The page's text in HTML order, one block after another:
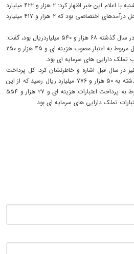
به گزارش نصر، واقف بهروزی روز یکشنبه با اعلام این خبر اظهار کرد: ۲ هزار و ۴۲۲ میلیارد
ریال نیز مربوط به وصول درآمد از محل درآمدهای اختصاصی بود که ۲ هزار و ۴۱۷ میلیارد
وی با بیان اینکه کل اعتبارات استان در سال گذشته ۶۸ هزار و ۵۴۰ میلیاردریال بود، گفت:
از این رقم، ۲۳ هزار و ۲۹۰ میلیارد ریال مربوط به اعتبار مصوب هزینه ای و ۴۵ هزار و ۲۵۰
تملک دارایی های سرمایه ای بود.
در سال قبل اشاره و خاطرنشان کرد: کل پرداخت
اعتبارات آذربایجان شرقی در سال گذشته به ۵۰ هزار و ۷۷۶ میلیارد ریال رسید که از این
رقم ۲۳ هزار و ۲۲۲ میلیارد ریال مربوط به پرداخت اعتبارات هزینه ای و ۲۷ هزار و ۵۵۴
تملک دارایی های سرمایه ای بود.